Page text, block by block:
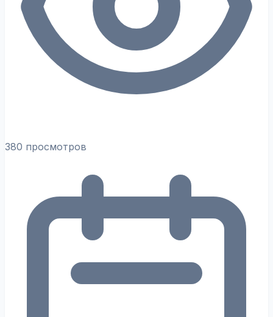
380 просмотров